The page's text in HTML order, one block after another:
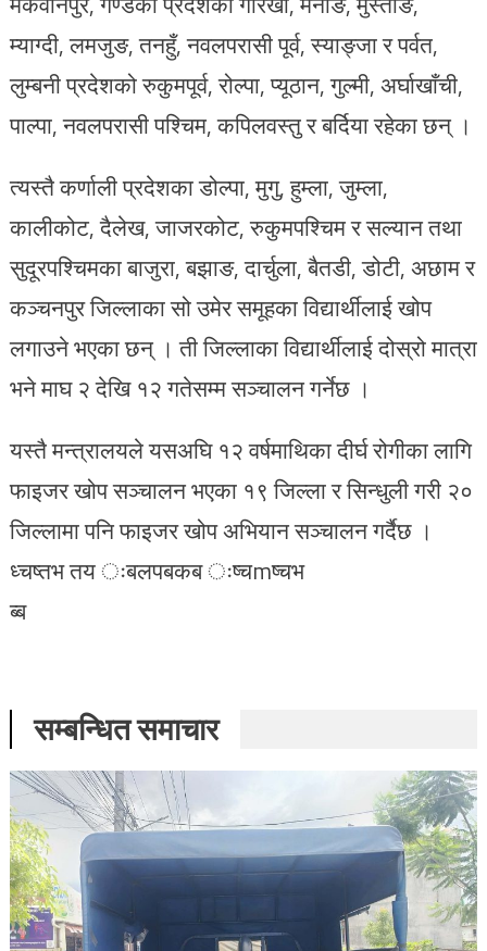
म्याग्दी, लमजुङ, तनहुँ, नवलपरासी पूर्व, स्याङ्जा र पर्वत,
लुम्बनी प्रदेशको रुकुमपूर्व, रोल्पा, प्यूठान, गुल्मी, अर्घाखाँची,
पाल्पा, नवलपरासी पश्चिम, कपिलवस्तु र बर्दिया रहेका छन् ।
त्यस्तै कर्णाली प्रदेशका डोल्पा, मुगु, हुम्ला, जुम्ला,
कालीकोट, दैलेख, जाजरकोट, रुकुमपश्चिम र सल्यान तथा
सुदूरपश्चिमका बाजुरा, बझाङ, दार्चुला, बैतडी, डोटी, अछाम र
कञ्चनपुर जिल्लाका सो उमेर समूहका विद्यार्थीलाई खोप
लगाउने भएका छन् । ती जिल्लाका विद्यार्थीलाई दोस्रो मात्रा
भने माघ २ देखि १२ गतेसम्म सञ्चालन गर्नेछ ।
यस्तै मन्त्रालयले यसअघि १२ वर्षमाथिका दीर्घ रोगीका लागि
फाइजर खोप सञ्चालन भएका १९ जिल्ला र सिन्धुली गरी २०
जिल्लामा पनि फाइजर खोप अभियान सञ्चालन गर्दैछ ।
ध्चष्तभ तय ःबलपबकब ःष्चmष्चभ
ब्ब
सम्बन्धित समाचार